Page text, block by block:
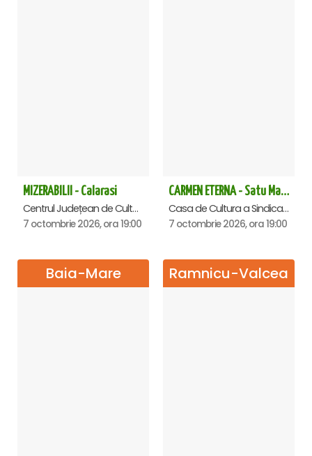
MIZERABILII - Calarasi
Centrul Județean de Cultură și Creație Călărași - Sala , Calarasi
7 octombrie 2026, ora 19:00
CARMEN ETERNA - Satu Mare
Casa de Cultura a Sindicatelor , Satu-Mare
7 octombrie 2026, ora 19:00
Baia-Mare Ramnicu-Valcea